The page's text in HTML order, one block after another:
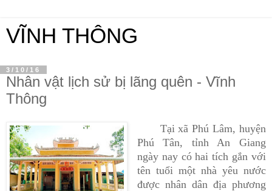
VĨNH THÔNG
3/10/16
Nhân vật lịch sử bị lãng quên - Vĩnh
Thông
Tại xã Phú Lâm, huyện
Phú Tân, tỉnh An Giang
ngày nay có hai tích gắn với
tên tuổi một nhà yêu nước
được nhân dân địa phương